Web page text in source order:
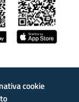
cookie